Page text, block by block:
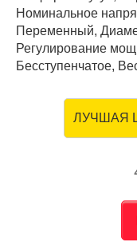
Номинальное
Переменный,
Регулирование
Бесступенчатое,
ЛУЧШАЯ